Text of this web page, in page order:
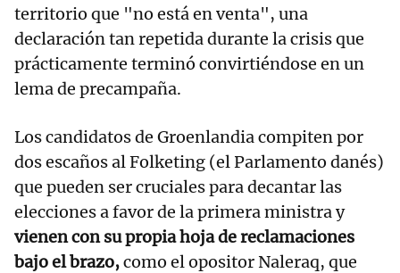
territorio que "no está en venta", una
declaración tan repetida durante la crisis que
prácticamente terminó convirtiéndose en un
lema de precampaña.
Los candidatos de Groenlandia compiten por
dos escaños al Folketing (el Parlamento danés)
que pueden ser cruciales para decantar las
elecciones a favor de la primera ministra y
vienen con su propia hoja de reclamaciones
bajo el brazo,como el opositor Naleraq, que